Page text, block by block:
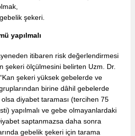
şekeri.
yapılmalı
itibaren risk değerlendirmesi
şekeri ölçülmesini belirten Uzm. Dr.
şekeri yüksek gebelerde ve
birine dâhil gebelerde
diyabet taraması (tercihen 75
yapılmalı ve gebe olmayanlardaki
saptanmazsa daha sonra
gebelik şekeri için tarama